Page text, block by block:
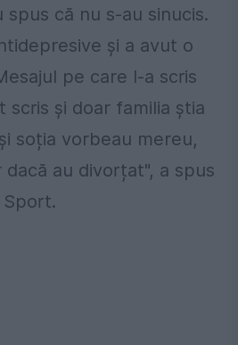
spus că nu s-au sinucis.
și a avut o
pe care l-a scris
scris și doar familia știa
soția vorbeau mereu,
au divorțat", a spus
Sport.